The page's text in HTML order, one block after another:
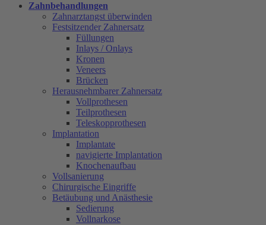
Zahnbehandlungen
Zahnarztangst überwinden
Festsitzender Zahnersatz
Füllungen
Inlays / Onlays
Kronen
Veneers
Brücken
Herausnehmbarer Zahnersatz
Vollprothesen
Teilprothesen
Teleskopprothesen
Implantation
Implantate
navigierte Implantation
Knochenaufbau
Vollsanierung
Chirurgische Eingriffe
Betäubung und Anästhesie
Sedierung
Vollnarkose